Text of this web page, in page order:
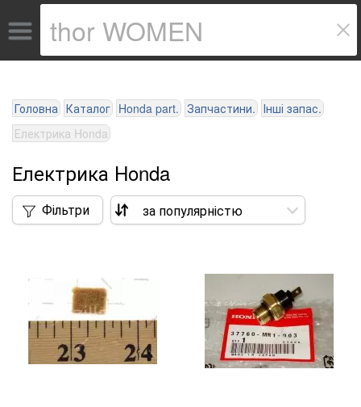
Головна Каталог Honda part. Запчастини. Інші запас.
Електрика Honda
Електрика Honda
Фільтри